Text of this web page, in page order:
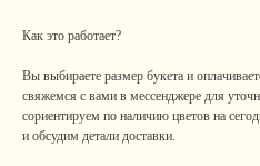
Как это работает?
Вы выбираете размер букета и
свяжемся с вами в мессенджере для
сориентируем по наличию цветов на
и обсудим детали доставки.